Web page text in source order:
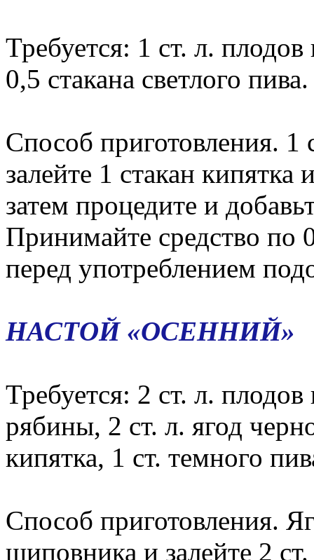
Требуется: 1 ст. л.
0,5 стакана светлого пива.
Способ приготовления.
залейте 1 стакан кипятка
затем процедите и
Принимайте средство по
перед употреблением
НАСТОЙ «ОСЕННИЙ»
Требуется: 2 ст. л.
рябины, 2 ст. л. ягод
кипятка, 1 ст. темного
Способ приготовления.
шиповника и залейте 2